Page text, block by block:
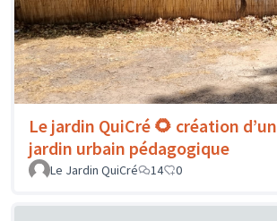
Le jardin QuiCré 🌻 création d’un
jardin urbain pédagogique
Le Jardin QuiCré
14 0